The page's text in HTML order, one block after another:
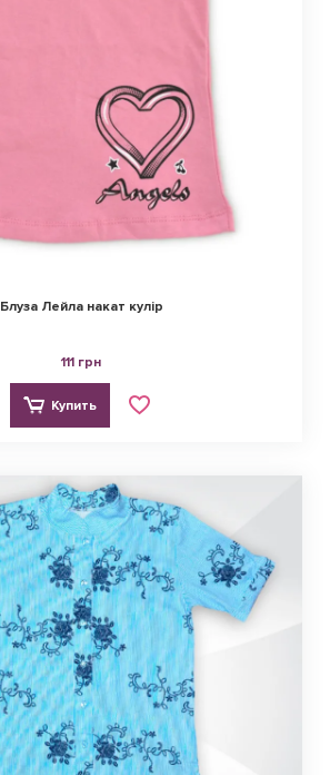
Блуза Лейла накат кулір
111 грн
Купить